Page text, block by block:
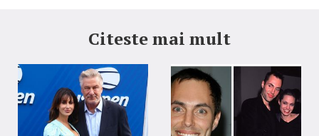
Citeste mai mult